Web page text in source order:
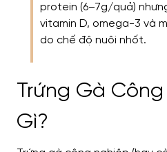
protein (6–7g/quả)
vitamin D, omega-3 và
do chế độ nuôi nhốt.
Trứng Gà
Gì?